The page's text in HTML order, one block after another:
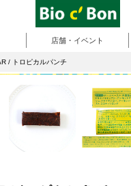
店舗・イベント
/ トロピカルパンチ